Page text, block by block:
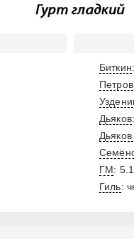
Биткин
Петров
Дьяков
ГМ:
Гиль: